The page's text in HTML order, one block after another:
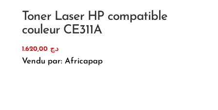
Toner Laser HP compatible
couleur CE311A
د.ج 1.620,00
Vendu par: Africapap